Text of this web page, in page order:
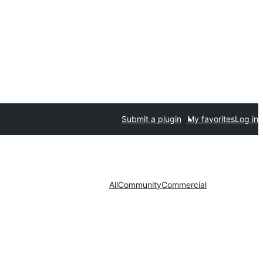
Submit a plugin My favoritesLog in
AllCommunityCommercial